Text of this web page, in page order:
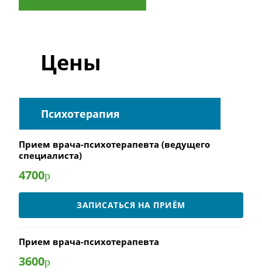
Цены
Психотерапия
Прием врача-психотерапевта (ведущего
специалиста)
4700р
ЗАПИСАТЬСЯ НА ПРИЁМ
Прием врача-психотерапевта
3600р